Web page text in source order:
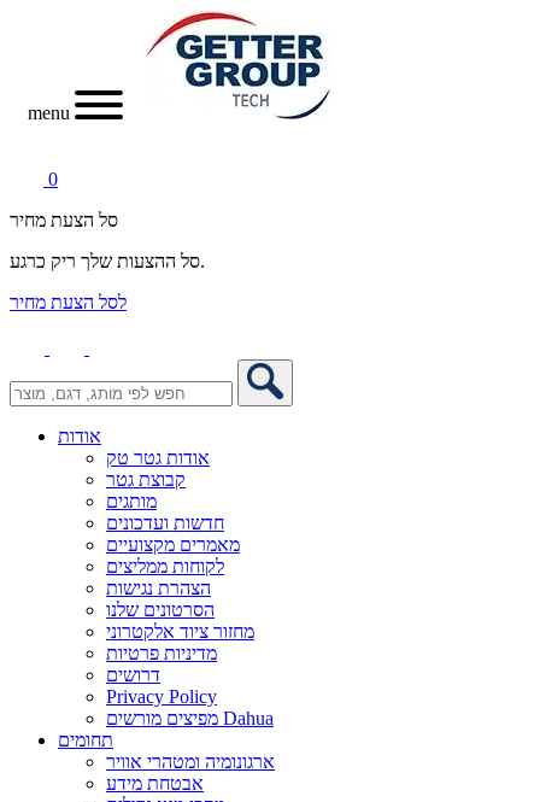
menu
0
סל הצעת מחיר
סל ההצעות שלך ריק כרגע.
לסל הצעת מחיר
אודות
אודות גטר טק
קבוצת גטר
מותגים
חדשות ועדכונים
מאמרים מקצועיים
לקוחות ממליצים
הצהרת נגישות
הסרטונים שלנו
מחזור ציוד אלקטרוני
מדיניות פרטיות
דרושים
Privacy Policy
מפיצים מורשים Dahua
תחומים
ארגונומיה ומטהרי אוויר
אבטחת מידע